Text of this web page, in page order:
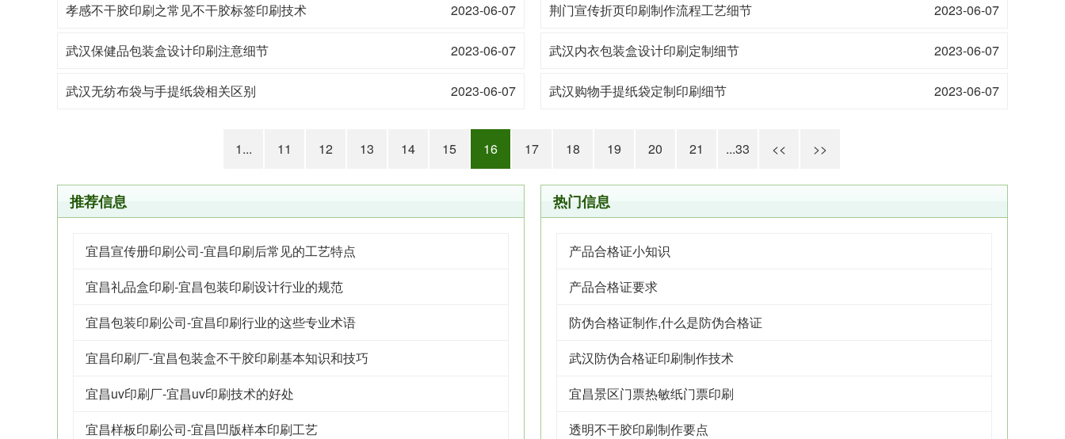
2023-06-07
孝感不干胶印刷之常见不干胶标签印刷技术 2023-06-07
荆门宣传折页印刷制作流程工艺细节
2023-06-07
武汉保健品包装盒设计印刷注意细节 2023-06-07
武汉内衣包装盒设计印刷定制细节
2023-06-07
武汉无纺布袋与手提纸袋相关区别 2023-06-07
武汉购物手提纸袋定制印刷细节
1... 11 12 13 14 15 16 17 18 19 20 21 ...33 << >>
推荐信息
宜昌宣传册印刷公司-宜昌印刷后常见的工艺特点
宜昌礼品盒印刷-宜昌包装印刷设计行业的规范
宜昌包装印刷公司-宜昌印刷行业的这些专业术语
宜昌印刷厂-宜昌包装盒不干胶印刷基本知识和技巧
宜昌uv印刷厂-宜昌uv印刷技术的好处
宜昌样板印刷公司-宜昌凹版样本印刷工艺
热门信息
产品合格证小知识
产品合格证要求
防伪合格证制作,什么是防伪合格证
武汉防伪合格证印刷制作技术
宜昌景区门票热敏纸门票印刷
透明不干胶印刷制作要点